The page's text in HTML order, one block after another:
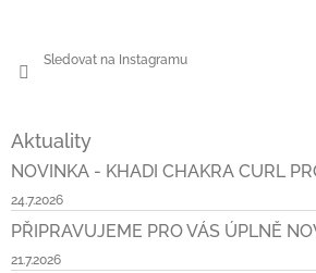
Sledovat na Instagramu
Aktuality
NOVINKA - KHADI CHAKRA CURL
24.7.2026
PŘIPRAVUJEME PRO VÁS ÚPLNĚ
21.7.2026